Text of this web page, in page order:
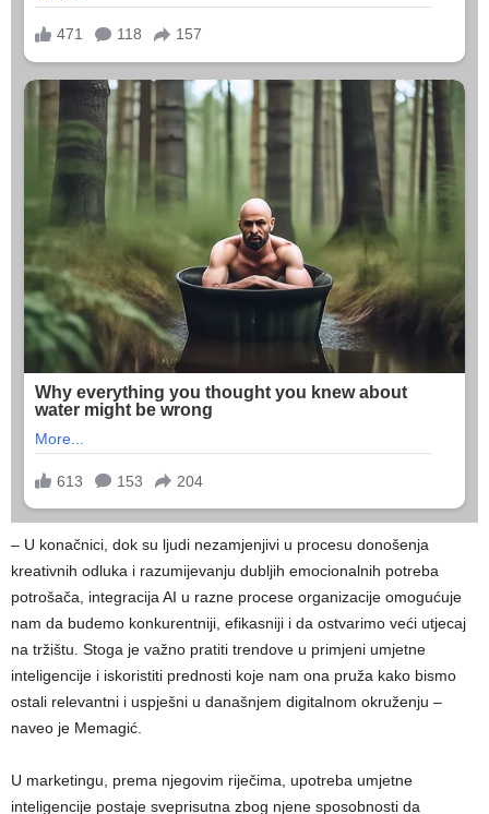
– U konačnici, dok su ljudi nezamjenjivi u procesu donošenja
kreativnih odluka i razumijevanju dubljih emocionalnih potreba
potrošača, integracija AI u razne procese organizacije omogućuje
nam da budemo konkurentniji, efikasniji i da ostvarimo veći utjecaj
na tržištu. Stoga je važno pratiti trendove u primjeni umjetne
inteligencije i iskoristiti prednosti koje nam ona pruža kako bismo
ostali relevantni i uspješni u današnjem digitalnom okruženju –
naveo je Memagić.
U marketingu, prema njegovim riječima, upotreba umjetne
inteligencije postaje sveprisutna zbog njene sposobnosti da